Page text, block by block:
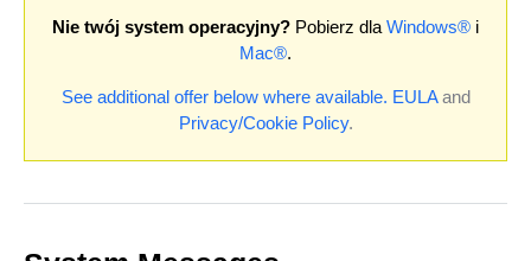
Nie twój system operacyjny? Pobierz dla Windows® i
Mac®.
See additional offer below where available. EULAand
Privacy/Cookie Policy.